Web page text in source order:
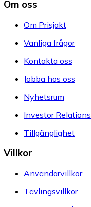
Om oss
Om Prisjakt
Vanliga frågor
Kontakta oss
Jobba hos oss
Nyhetsrum
Investor Relations
Tillgänglighet
Villkor
Användarvillkor
Tävlingsvillkor